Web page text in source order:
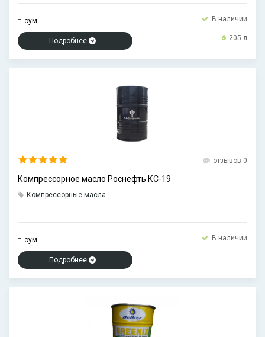
- сум. В наличии
Подробнее 205 л
отзывов 0
Компрессорное масло Роснефть КС-19
Компрессорные масла
- сум. В наличии
Подробнее